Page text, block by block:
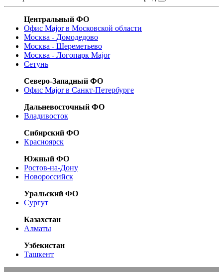
Центральный ФО
Офис Major в Московской области
Москва - Домодедово
Москва - Шереметьево
Москва - Логопарк Major
Сетунь
Северо-Западный ФО
Офис Major в Санкт-Петербурге
Дальневосточный ФО
Владивосток
Сибирский ФО
Красноярск
Южный ФО
Ростов-на-Дону
Новороссийск
Уральский ФО
Сургут
Казахстан
Алматы
Узбекистан
Ташкент